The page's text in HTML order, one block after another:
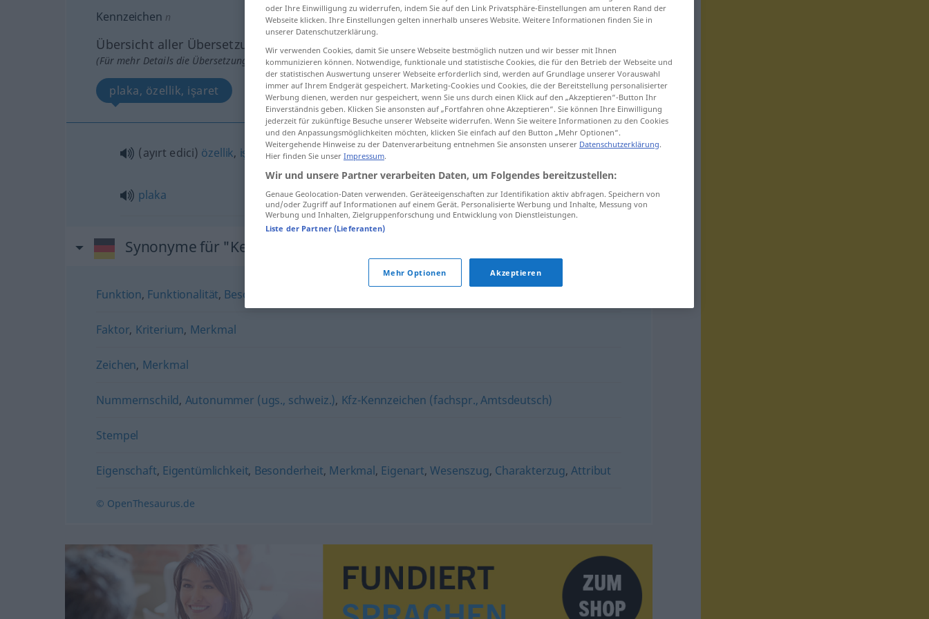
Kennzeichen n
Übersicht aller Übersetzungen
(Für mehr Details die Übersetzung anklicken/antippen)
plaka, özellik, işaret
(ayırt edici) özellik, işaret Kennzeichen
plaka Kennzeichen AUTO
Synonyme für "Kennzeichen"
Funktion, Funktionalität, Besonderheit
Faktor, Kriterium, Merkmal
Zeichen, Merkmal
Nummernschild, Autonummer (ugs., schweiz.), Kfz-Kennzeichen (fachspr., Amtsdeutsch)
Stempel
Eigenschaft, Eigentümlichkeit, Besonderheit, Merkmal, Eigenart,Wesenszug, Charakterzug,Attribut
© OpenThesaurus.de
oder Ihre Einwilligung zu widerrufen, indem Sie auf den Link Privatsphäre-Einstellungen am unteren Rand der
Webseite klicken. Ihre Einstellungen gelten innerhalb unseres Website. Weitere Informationen finden Sie in
unserer Datenschutzerklärung.
Wir verwenden Cookies, damit Sie unsere Webseite bestmöglich nutzen und wir besser mit Ihnen
kommunizieren können. Notwendige, funktionale und statistische Cookies, die für den Betrieb der Webseite und
der statistischen Auswertung unserer Webseite erforderlich sind, werden auf Grundlage unserer Vorauswahl
immer auf Ihrem Endgerät gespeichert. Marketing-Cookies und Cookies, die der Bereitstellung personalisierter
Werbung dienen, werden nur gespeichert, wenn Sie uns durch einen Klick auf den „Akzeptieren“-Button Ihr
Einverständnis geben. Klicken Sie ansonsten auf „Fortfahren ohne Akzeptieren“. Sie können Ihre Einwilligung
jederzeit für zukünftige Besuche unserer Webseite widerrufen. Wenn Sie weitere Informationen zu den Cookies
und den Anpassungsmöglichkeiten möchten, klicken Sie einfach auf den Button „Mehr Optionen“.
Weitergehende Hinweise zu der Datenverarbeitung entnehmen Sie ansonsten unserer Datenschutzerklärung.
Hier finden Sie unser Impressum.
Wir und unsere Partner verarbeiten Daten, um Folgendes bereitzustellen:
Genaue Geolocation-Daten verwenden. Geräteeigenschaften zur Identifikation aktiv abfragen. Speichern von
und/oder Zugriff auf Informationen auf einem Gerät. Personalisierte Werbung und Inhalte, Messung von
Werbung und Inhalten, Zielgruppenforschung und Entwicklung von Dienstleistungen.
Liste der Partner (Lieferanten)
Mehr Optionen Akzeptieren